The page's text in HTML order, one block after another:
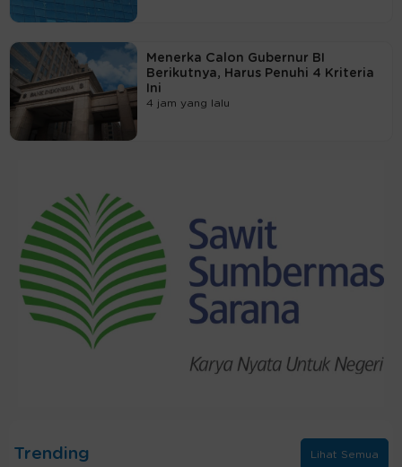
Menerka Calon Gubernur BI
Berikutnya, Harus Penuhi 4 Kriteria
Ini
4 jam yang lalu
Trending Lihat Semua